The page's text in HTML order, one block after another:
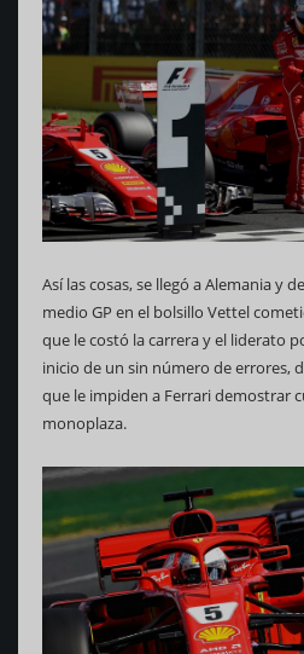
Así las cosas, se llegó a Alemania y
medio GP en el bolsillo Vettel
que le costó la carrera y el liderato
inicio de un sin número de errores,
que le impiden a Ferrari demostrar
monoplaza.